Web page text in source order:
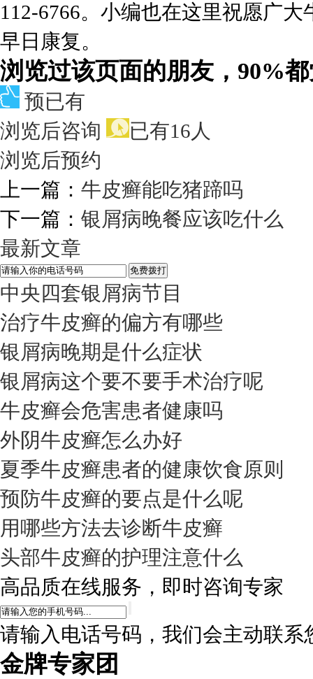
112-6766。小编也在这里祝愿广
早日康复。
浏览过该页面的朋友，90%
预已有
浏览后咨询
已有16人
浏览后预约
上一篇： 牛皮癣能吃猪蹄吗
下一篇： 银屑病晚餐应该吃什么
最新文章
中央四套银屑病节目
治疗牛皮癣的偏方有哪些
银屑病晚期是什么症状
银屑病这个要不要手术治疗呢
牛皮癣会危害患者健康吗
外阴牛皮癣怎么办好
夏季牛皮癣患者的健康饮食原则
预防牛皮癣的要点是什么呢
用哪些方法去诊断牛皮癣
头部牛皮癣的护理注意什么
高品质在线服务，即时咨询专家
请输入电话号码，我们会主动联系
金牌专家团